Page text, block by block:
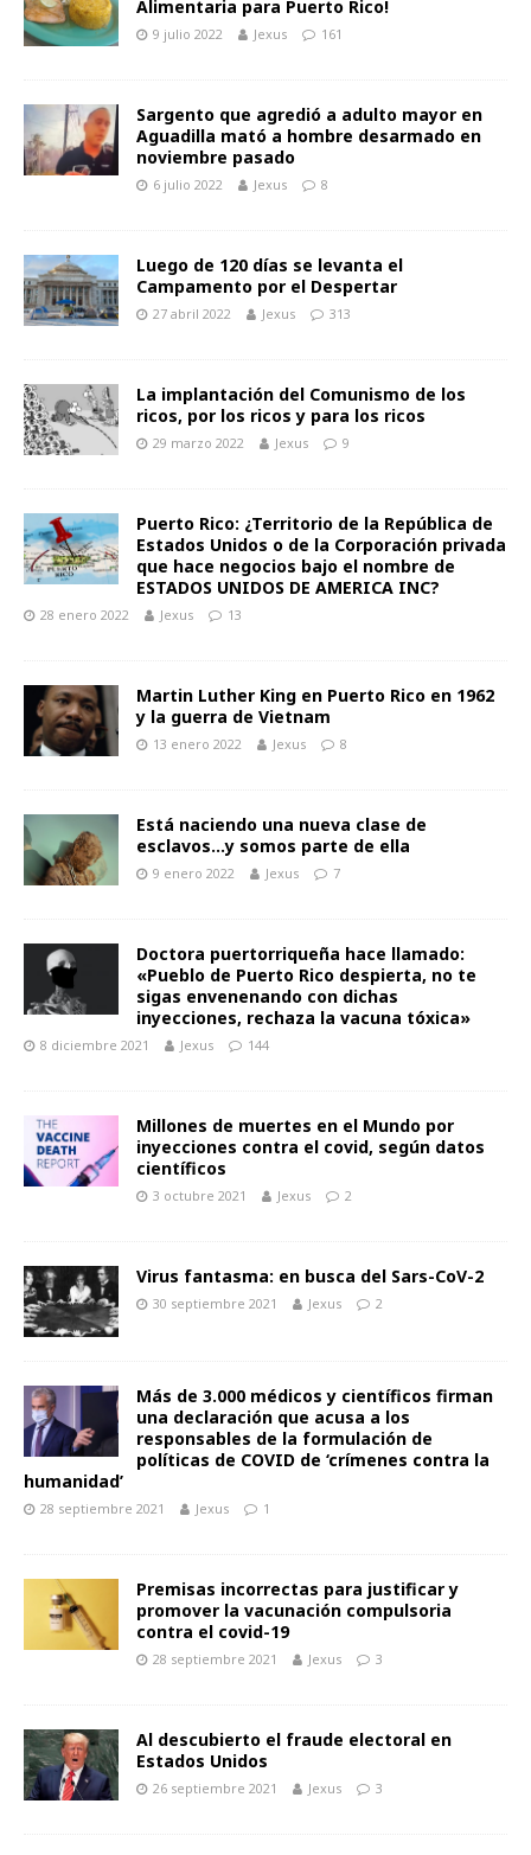
Alimentaria para Puerto Rico!
9 julio 2022 Jexus 161
Sargento que agredió a adulto mayor en
Aguadilla mató a hombre desarmado en
noviembre pasado
6 julio 2022 Jexus 8
Luego de 120 días se levanta el
Campamento por el Despertar
27 abril 2022 Jexus 313
La implantación del Comunismo de los
ricos, por los ricos y para los ricos
29 marzo 2022 Jexus 9
Puerto Rico: ¿Territorio de la República de
Estados Unidos o de la Corporación privada
que hace negocios bajo el nombre de
ESTADOS UNIDOS DE AMERICA INC?
28 enero 2022 Jexus 13
Martin Luther King en Puerto Rico en 1962
y la guerra de Vietnam
13 enero 2022 Jexus 8
Está naciendo una nueva clase de
esclavos…y somos parte de ella
9 enero 2022 Jexus 7
Doctora puertorriqueña hace llamado:
«Pueblo de Puerto Rico despierta, no te
sigas envenenando con dichas
inyecciones, rechaza la vacuna tóxica»
8 diciembre 2021 Jexus 144
Millones de muertes en el Mundo por
inyecciones contra el covid, según datos
científicos
3 octubre 2021 Jexus 2
Virus fantasma: en busca del Sars-CoV-2
30 septiembre 2021 Jexus 2
Más de 3.000 médicos y científicos firman
una declaración que acusa a los
responsables de la formulación de
políticas de COVID de ‘crímenes contra la
humanidad’
28 septiembre 2021 Jexus 1
Premisas incorrectas para justificar y
promover la vacunación compulsoria
contra el covid-19
28 septiembre 2021 Jexus 3
Al descubierto el fraude electoral en
Estados Unidos
26 septiembre 2021 Jexus 3